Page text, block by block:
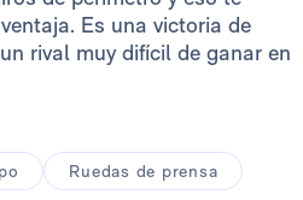
Es una victoria de
rival muy difícil de ganar en
Ruedas de prensa